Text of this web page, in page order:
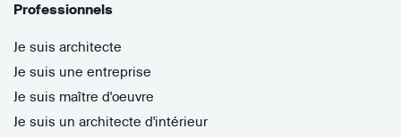
Professionnels
Je suis architecte
Je suis une entreprise
Je suis maître d'oeuvre
Je suis un architecte d'intérieur